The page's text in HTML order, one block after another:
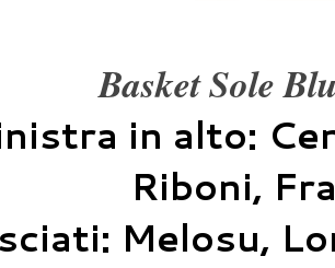
Basket Sole
in alto:
Riboni,
Melosu,